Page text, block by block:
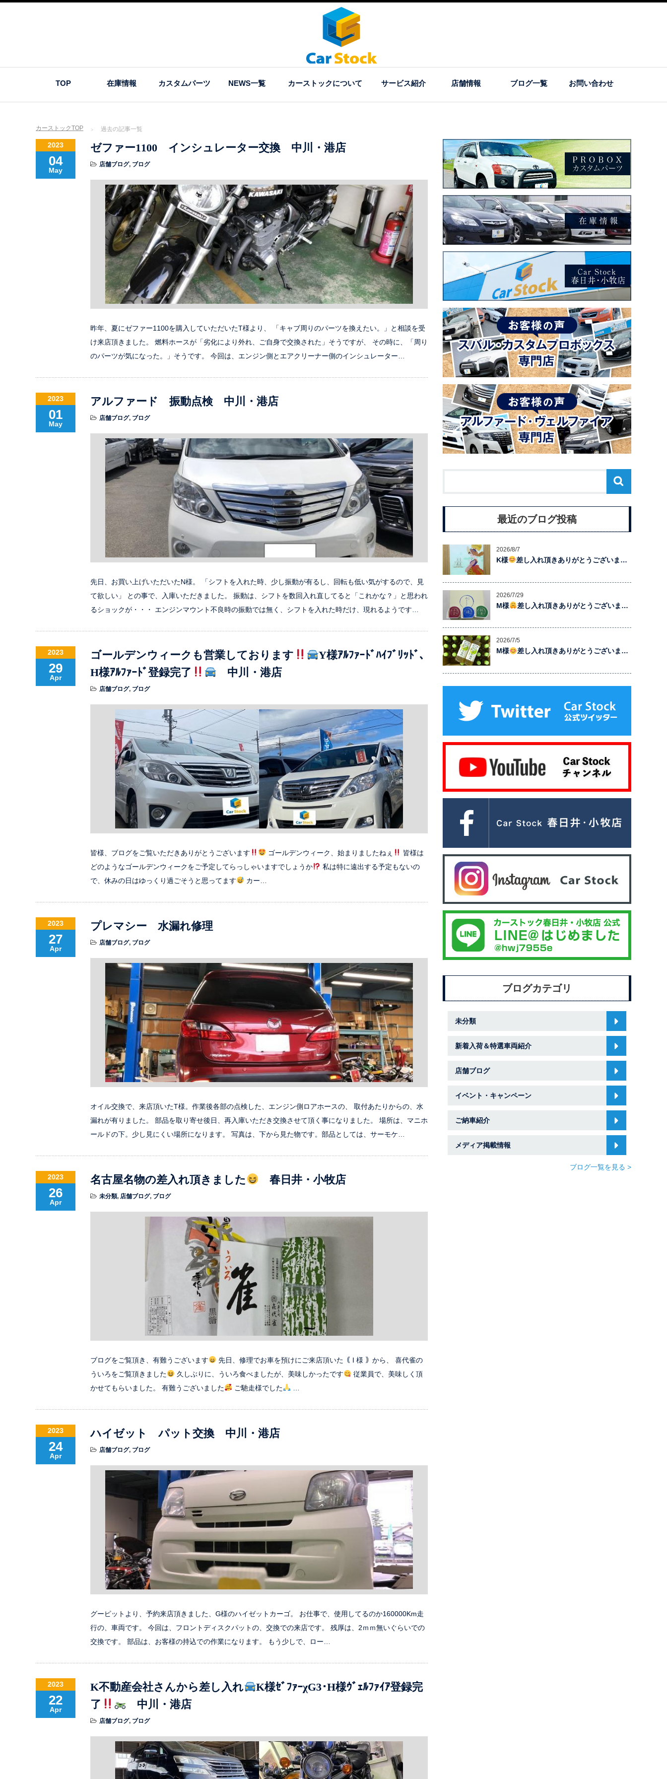
TOP 在庫情報 カスタムパーツ NEWS一覧 カーストックについて サービス紹介 店舗情報 ブログ一覧 お問い合わせ
カーストックTOP 過去の記事一覧
2023
04
May
ゼファー1100 インシュレーター交換 中川・港店
店舗ブログ, ブログ
昨年、夏にゼファー1100を購入していただいたT様より、 「キャブ周りのパーツを換えたい。」と相談を受
け来店頂きました。 燃料ホースが「劣化により外れ、ご自身で交換された」そうですが、 その時に、「周り
のパーツが気になった。」そうです。 今回は、エンジン側とエアクリーナー側のインシュレーター…
2023
01
May
アルファード 振動点検 中川・港店
店舗ブログ, ブログ
先日、お買い上げいただいたN様。 「シフトを入れた時、少し振動が有るし、回転も低い気がするので、見
て欲しい」 との事で、入庫いただきました。 振動は、シフトを数回入れ直してると「これかな？」と思われ
るショックが・・・ エンジンマウント不良時の振動では無く、シフトを入れた時だけ、現れるようです…
2023
29
Apr
ゴールデンウィークも営業しております
Y様ｱﾙﾌｧｰﾄﾞﾊｲﾌﾞﾘｯﾄﾞ､
H様ｱﾙﾌｧｰﾄﾞ登録完了
中川・港店
店舗ブログ, ブログ
皆様、ブログをご覧いただきありがとうございます ゴールデンウィーク、始まりましたねぇ
皆様は
どのようなゴールデンウィークをご予定してらっしゃいますでしょうか
私は特に遠出する予定もないの
で、休みの日はゆっくり過ごそうと思ってます
カー…
2023
27
Apr
プレマシー 水漏れ修理
店舗ブログ, ブログ
オイル交換で、来店頂いたT様。作業後各部の点検した、エンジン側ロアホースの、 取付あたりからの、水
漏れが有りました。 部品を取り寄せ後日、再入庫いただき交換させて頂く事になりました。 場所は、マニホ
ールドの下。少し見にくい場所になります。 写真は、下から見た物です。部品としては、サーモケ…
2023
26
Apr
名古屋名物の差入れ頂きました 春日井・小牧店
未分類, 店舗ブログ, ブログ
ブログをご覧頂き、有難うございます
先日、修理でお車を預けにご来店頂いた｟ I 様 ｠から、 喜代雀の
ういろをご覧頂きました
久しぶりに、ういろ食べましたが、美味しかったです
従業員で、美味しく頂
かせてもらいました。 有難うございました
ご馳走様でした
2023
24
Apr
ハイゼット パット交換 中川・港店
店舗ブログ, ブログ
グーピットより、予約来店頂きました、G様のハイゼットカーゴ。 お仕事で、使用してるのか160000Km走
行の、車両です。 今回は、フロントディスクパットの、交換での来店です。 残厚は、2ｍｍ無いぐらいでの
交換です。 部品は、お客様の持込での作業になります。 もう少しで、ロー…
2023
22
Apr
K不動産会社さんから差し入れ
K様ｾﾞﾌｧｰχG3･H様ｳﾞｪﾙﾌｧｲｱ登録完
了
中川・港店
店舗ブログ, ブログ
最近のブログ投稿
2026/8/7
K様 差し入れ頂きありがとうございま…
2026/7/29
M様 差し入れ頂きありがとうございま…
2026/7/5
M様 差し入れ頂きありがとうございま…
ブログカテゴリ
未分類
新着入荷＆特選車両紹介
店舗ブログ
イベント・キャンペーン
ご納車紹介
メディア掲載情報
ブログ一覧を見る >